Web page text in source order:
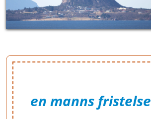
en manns fristelse